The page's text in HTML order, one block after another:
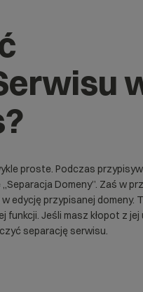
proste. Podczas
Domeny”. Zaś w
edycję przypisanej domeny.
funkcji. Jeśli masz kłopot z
separację serwisu.